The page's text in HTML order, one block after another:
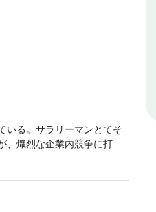
いる。サラリーマンとてそ
熾烈な企業内競争に打ち
忘年会等、サラリーマン